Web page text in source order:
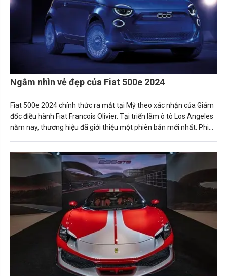
Ngắm nhìn vẻ đẹp của Fiat 500e 2024
Fiat 500e 2024 chính thức ra mắt tại Mỹ theo xác nhận của Giám
đốc điều hành Fiat Francois Olivier. Tại triển lãm ô tô Los Angeles
năm nay, thương hiệu đã giới thiệu một phiên bản mới nhất. Phiên